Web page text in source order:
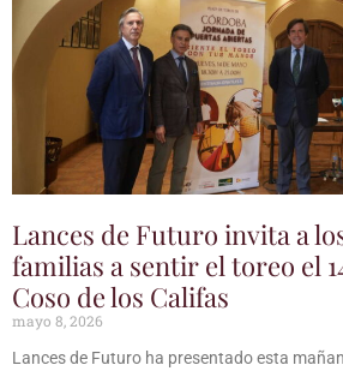
Lances de Futuro invita a
familias a sentir el toreo el
Coso de los Califas
mayo 8, 2026
Lances de Futuro ha presentado esta